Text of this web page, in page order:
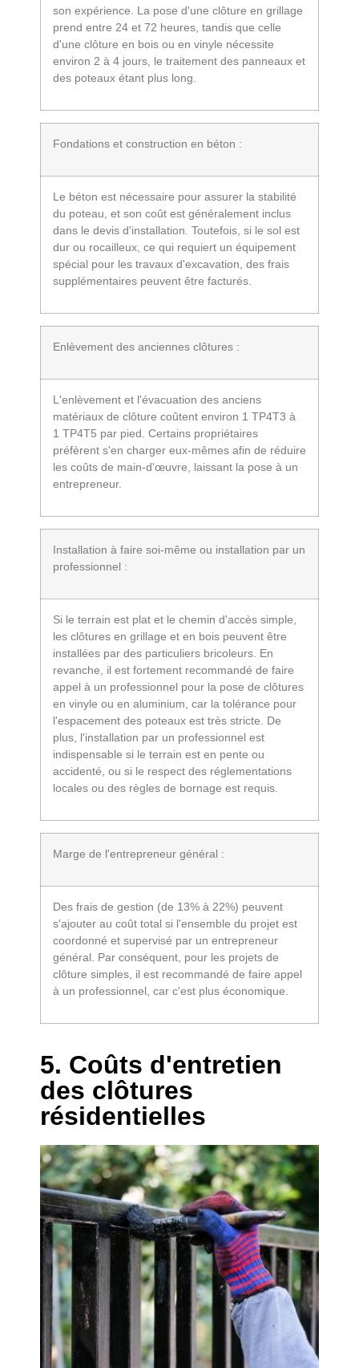
son expérience. La pose d'une clôture en grillage
prend entre 24 et 72 heures, tandis que celle
d'une clôture en bois ou en vinyle nécessite
environ 2 à 4 jours, le traitement des panneaux et
des poteaux étant plus long.
Fondations et construction en béton :
Le béton est nécessaire pour assurer la stabilité
du poteau, et son coût est généralement inclus
dans le devis d'installation. Toutefois, si le sol est
dur ou rocailleux, ce qui requiert un équipement
spécial pour les travaux d'excavation, des frais
supplémentaires peuvent être facturés.
Enlèvement des anciennes clôtures :
L'enlèvement et l'évacuation des anciens
matériaux de clôture coûtent environ 1 TP4T3 à
1 TP4T5 par pied. Certains propriétaires
préfèrent s'en charger eux-mêmes afin de réduire
les coûts de main-d'œuvre, laissant la pose à un
entrepreneur.
Installation à faire soi-même ou installation par un
professionnel :
Si le terrain est plat et le chemin d'accès simple,
les clôtures en grillage et en bois peuvent être
installées par des particuliers bricoleurs. En
revanche, il est fortement recommandé de faire
appel à un professionnel pour la pose de clôtures
en vinyle ou en aluminium, car la tolérance pour
l'espacement des poteaux est très stricte. De
plus, l'installation par un professionnel est
indispensable si le terrain est en pente ou
accidenté, ou si le respect des réglementations
locales ou des règles de bornage est requis.
Marge de l'entrepreneur général :
Des frais de gestion (de 13% à 22%) peuvent
s'ajouter au coût total si l'ensemble du projet est
coordonné et supervisé par un entrepreneur
général. Par conséquent, pour les projets de
clôture simples, il est recommandé de faire appel
à un professionnel, car c'est plus économique.
5. Coûts d'entretien
des clôtures
résidentielles